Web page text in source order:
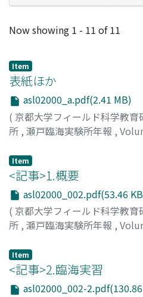
Recent Submissions
Now showing 1 - 11 of 11
Item
表紙ほか
asl02000_a.pdf(2.41 MB)
( 京都大学フィールド科学教
所 , 瀬戸臨海実験所年報 ,
Item
<記事>1.概要
asl02000_002.pdf(53.46
( 京都大学フィールド科学教
所 , 瀬戸臨海実験所年報 ,
Item
<記事>2.臨海実習
asl02000_002-